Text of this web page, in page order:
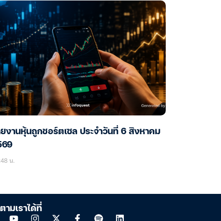
ยงานหุ้นถูกชอร์ตเซล ประจำวันที่ 6 สิงหาคม
น.
ามเราได้ที่